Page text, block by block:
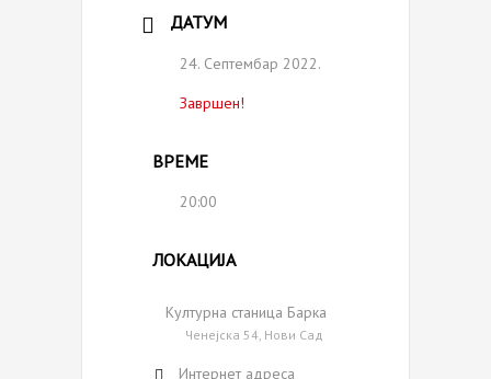
ДАТУМ
24. Септембар 2022.
Завршен!
ВРЕМЕ
20:00
ЛОКАЦИЈА
Културна станица Барка
Ченејска 54, Нови Сад
Интернет адреса